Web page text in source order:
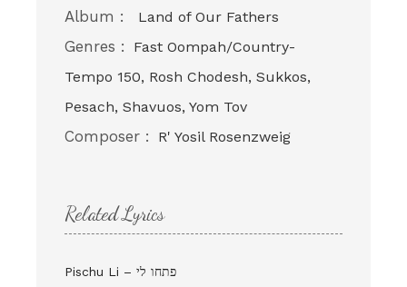
Album : Land of Our Fathers
Genres :
Fast Oompah/Country-
Tempo 150, Rosh Chodesh, Sukkos,
Pesach, Shavuos, Yom Tov
Composer : R' Yosil Rosenzweig
Related Lyrics
Pischu Li – פתחו לי